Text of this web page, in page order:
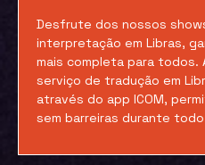
Desfrute dos nossos
interpretação em Libras,
mais completa para todos.
serviço de tradução em
através do app ICOM,
sem barreiras durante